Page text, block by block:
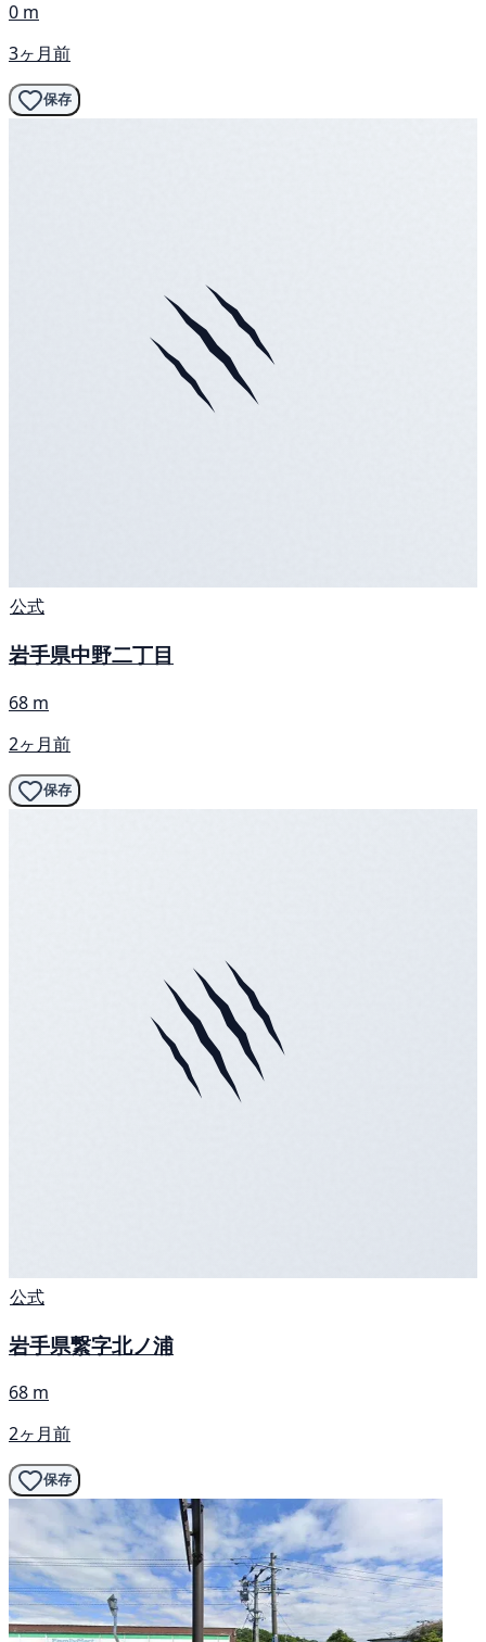
0 m
3ヶ月前
保存
公式
岩手県中野二丁目
68 m
2ヶ月前
保存
公式
岩手県繋字北ノ浦
68 m
2ヶ月前
保存